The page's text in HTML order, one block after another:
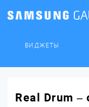
ВИДЖЕТЫ
Real Drum –